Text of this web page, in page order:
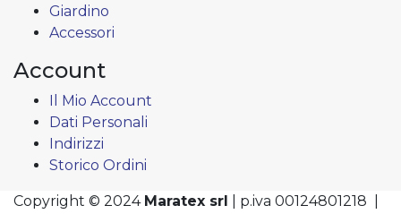
Giardino
Accessori
Account
Il Mio Account
Dati Personali
Indirizzi
Storico Ordini
Copyright © 2024 Maratex srl | p.iva 00124801218 |